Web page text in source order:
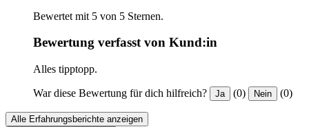
Bewertet mit 5 von 5 Sternen.
Bewertung verfasst von Kund:in
Alles tipptopp.
War diese Bewertung für dich hilfreich? Ja (0) Nein (0)
Alle Erfahrungsberichte anzeigen